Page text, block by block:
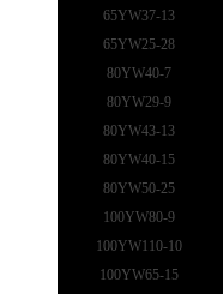
65YW37-13
65YW25-28
80YW40-7
80YW29-9
80YW43-13
80YW40-15
80YW50-25
100YW80-9
100YW110-10
100YW65-15